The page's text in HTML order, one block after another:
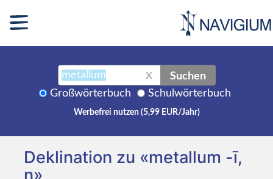
X Suchen
Großwörterbuch Schulwörterbuch
Werbefrei nutzen (5,99 EUR/Jahr)
Deklination zu «metallum -ī,
n»